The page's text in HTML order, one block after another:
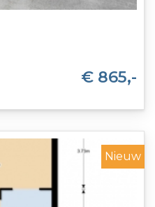
€ 865,-
Nieuw